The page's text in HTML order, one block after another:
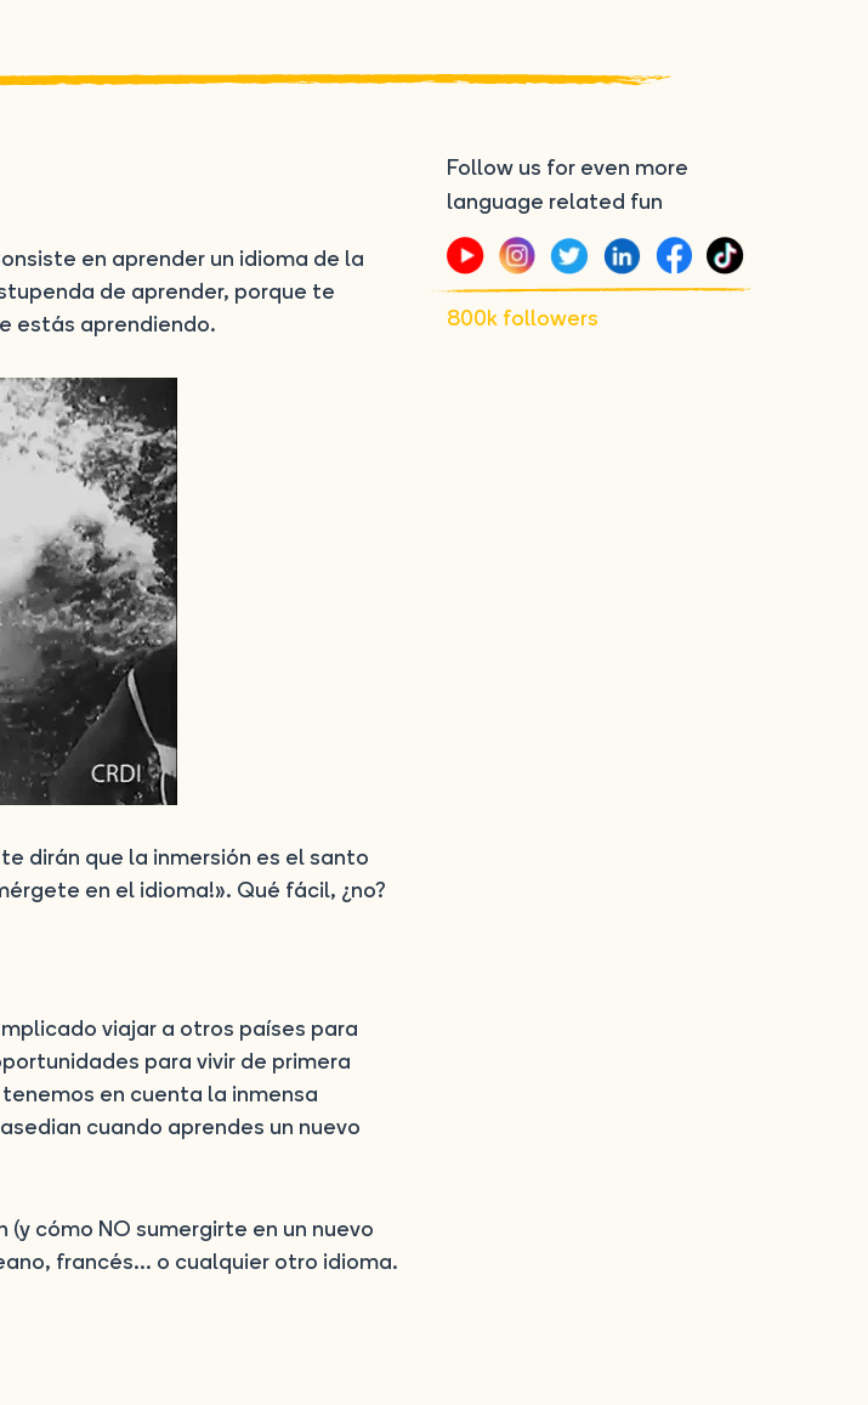
onsiste en aprender un idioma de la
de aprender, porque te
estás aprendiendo.
dirán que la inmersión es el santo
en el idioma!». Qué fácil, ¿no?
viajar a otros países para
para vivir de primera
en cuenta la inmensa
cuando aprendes un nuevo
cómo NO sumergirte en un nuevo
francés… o cualquier otro idioma.
Follow us for even more
language related fun
800k followers